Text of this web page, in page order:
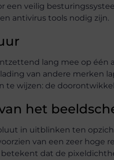
een veilig
antivirus tools nodig zijn.
lang mee op één
van andere merken
te wijzen: de
het
in uitblinken ten
van een zeer hoge
dat de